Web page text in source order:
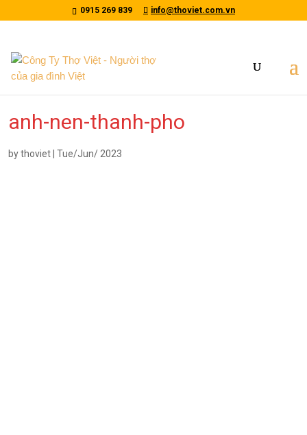
0915 269 839 info@thoviet.com.vn
anh-nen-thanh-pho
bythoviet Tue/Jun/ 2023